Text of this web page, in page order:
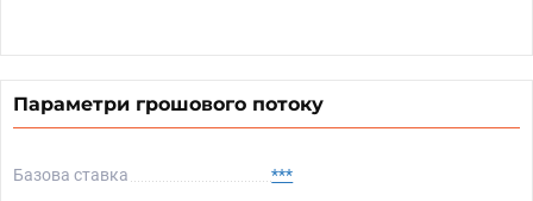
Параметри грошового потоку
Базова ставка
***